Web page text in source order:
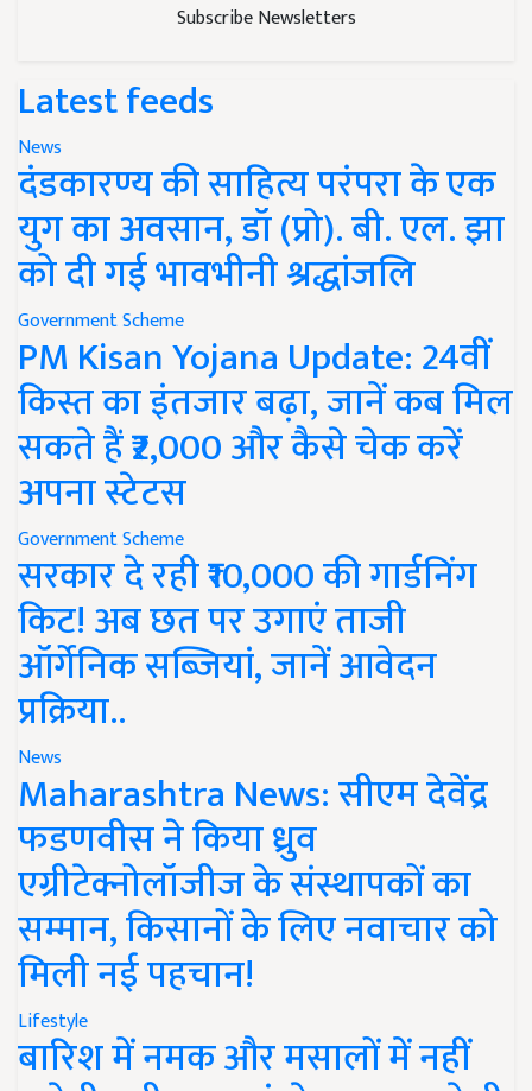
Subscribe Newsletters
Latest feeds
News
दंडकारण्य की साहित्य परंपरा के एक
युग का अवसान, डॉ (प्रो). बी. एल. झा
को दी गई भावभीनी श्रद्धांजलि
Government Scheme
PM Kisan Yojana Update: 24वीं
किस्त का इंतजार बढ़ा, जानें कब मिल
सकते हैं ₹2,000 और कैसे चेक करें
अपना स्टेटस
Government Scheme
सरकार दे रही ₹10,000 की गार्डनिंग
किट! अब छत पर उगाएं ताजी
ऑर्गेनिक सब्जियां, जानें आवेदन
प्रक्रिया..
News
Maharashtra News: सीएम देवेंद्र
फडणवीस ने किया ध्रुव
एग्रीटेक्नोलॉजीज के संस्थापकों का
सम्मान, किसानों के लिए नवाचार को
मिली नई पहचान!
Lifestyle
बारिश में नमक और मसालों में नहीं